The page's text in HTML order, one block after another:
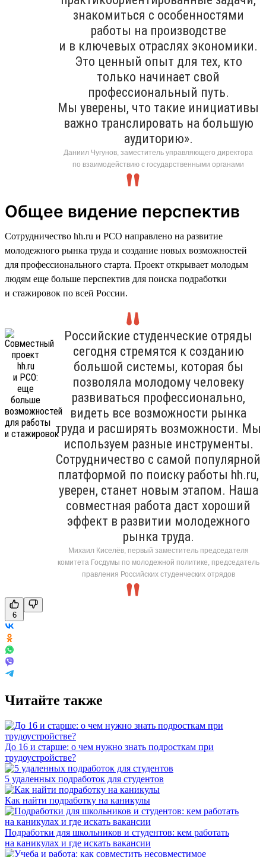
знакомиться с особенностями
работы на производстве
и в ключевых отраслях экономики.
Это ценный опыт для тех, кто
только начинает свой
профессиональный путь.
Мы уверены, что такие инициативы
важно транслировать на большую
аудиторию».
Даниил Чугунов, заместитель управляющего директора
по взаимодействию с государственными органами
Общее видение перспектив
Сотрудничество hh.ru и РСО направлено на развитие
молодежного рынка труда и создание новых возможностей
для профессионального старта. Проект открывает молодым
людям еще больше перспектив для поиска подработки
и стажировок по всей России.
Российские студенческие отряды
сегодня стремятся к созданию
большой системы, которая бы
позволяла молодому человеку
развиваться профессионально,
видеть все возможности рынка
труда и расширять возможности. Мы
используем разные инструменты.
Сотрудничество с самой популярной
платформой по поиску работы hh.ru,
уверен, станет новым этапом. Наша
совместная работа даст хороший
эффект в развитии молодежного
рынка труда.
Михаил Киселёв, первый заместитель председателя
комитета Госдумы по молодежной политике, председатель
правления Российских студенческих отрядов
6
Читайте также
До 16 и старше: о чем нужно знать подросткам при
трудоустройстве?
5 удаленных подработок для студентов
Как найти подработку на каникулы
Подработки для школьников и студентов: кем работать
на каникулах и где искать вакансии